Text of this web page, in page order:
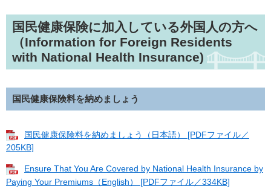
国民健康保険に加入している外国人の方へ
（Information for Foreign Residents
with National Health Insurance)
国民健康保険料を納めましょう
国民健康保険料を納めましょう（日本語） [PDFファイル／
205KB]
Ensure That You Are Covered by National Health Insurance by
Paying Your Premiums（English） [PDFファイル／334KB]